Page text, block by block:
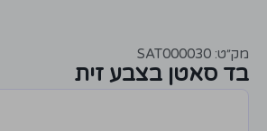
מק״ט: SAT000030
בד סאטן בצבע זית